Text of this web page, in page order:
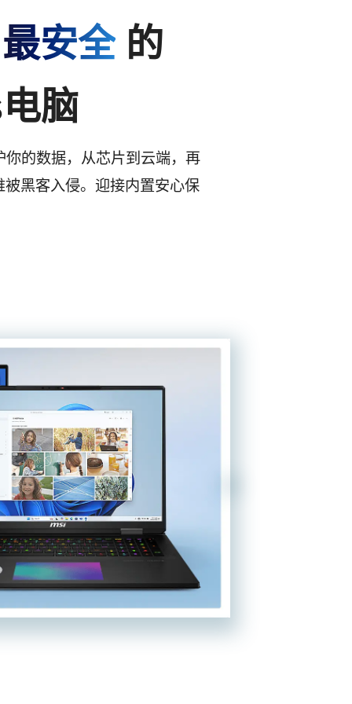
最安全 的
脑
的数据，从芯片到云端，再
黑客入侵。迎接内置安心保